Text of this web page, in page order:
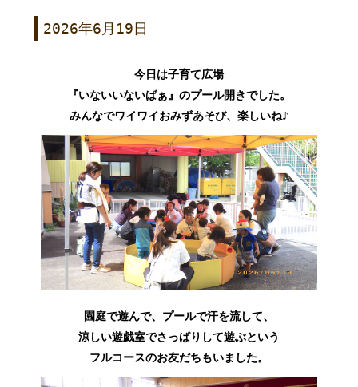
2026年6月19日
今日は子育て広場
『いないいないばぁ』のプール開きでした。
みんなでワイワイおみずあそび、楽しいね♪
園庭で遊んで、プールで汗を流して、
涼しい遊戯室でさっぱりして遊ぶという
フルコースのお友だちもいました。